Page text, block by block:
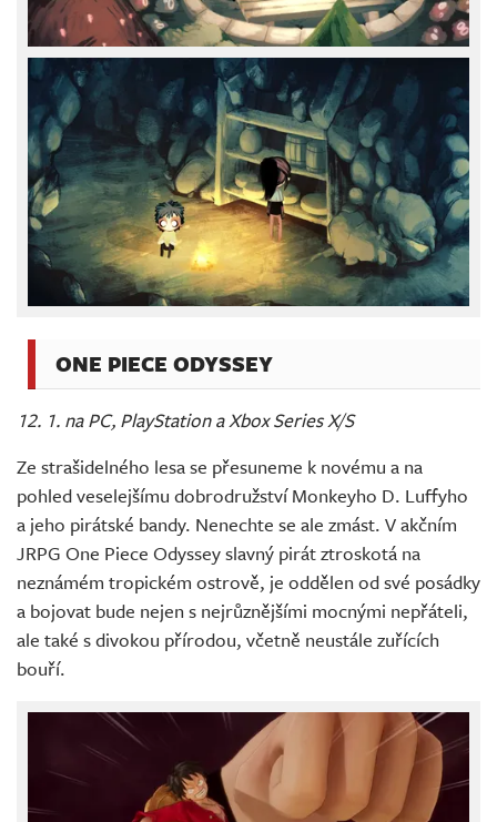
ONE PIECE ODYSSEY
12. 1. na PC, PlayStation a Xbox Series X/S
Ze strašidelného lesa se přesuneme k novému a na
pohled veselejšímu dobrodružství Monkeyho D. Luffyho
a jeho pirátské bandy. Nenechte se ale zmást. V akčním
JRPG One Piece Odyssey slavný pirát ztroskotá na
neznámém tropickém ostrově, je oddělen od své posádky
a bojovat bude nejen s nejrůznějšími mocnými nepřáteli,
ale také s divokou přírodou, včetně neustále zuřících
bouří.